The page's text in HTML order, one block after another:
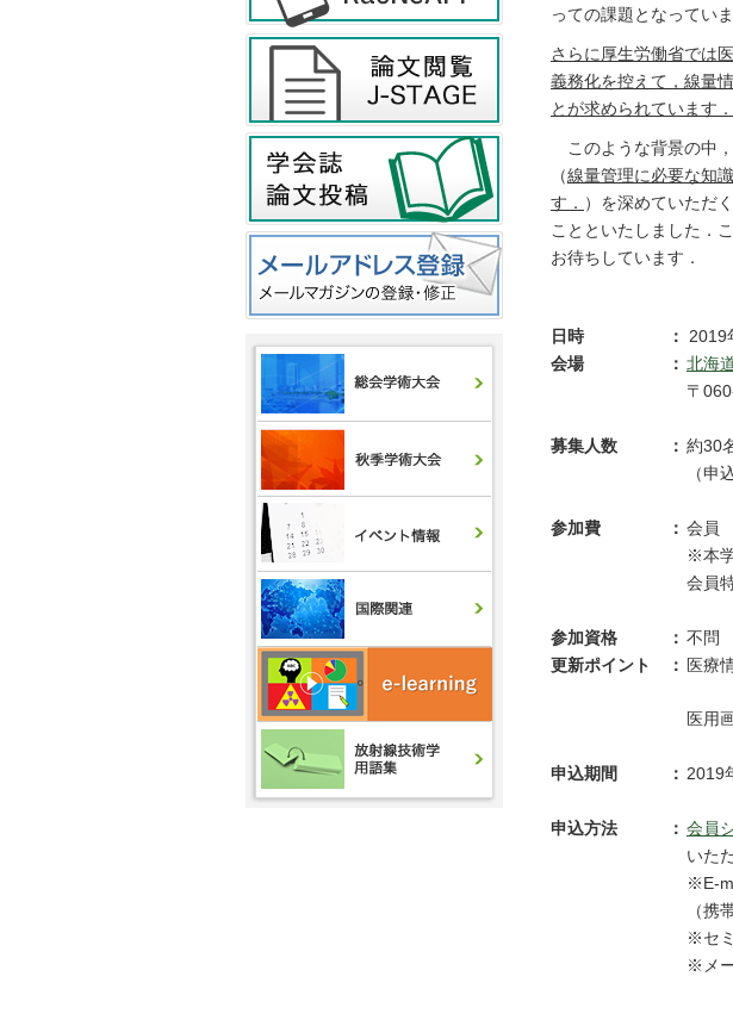
っての課題となっていま
さらに厚生労働省では
義務化を控えて，線量
とが求められています．
このような背景の中
（線量管理に必要な知
す． ）を深めていただ
ことといたしました．
お待ちしています．
日時 ： 2019
会場
： 北海
〒
募集人数 ： 約30
（申
参加費 ： 会員
※本
会員
参加資格 ： 不問
更新ポイント
： 医療
医用
申込期間 ： 2019
申込方法 ： 会員
いた
※E-
（携
※セ
※メ